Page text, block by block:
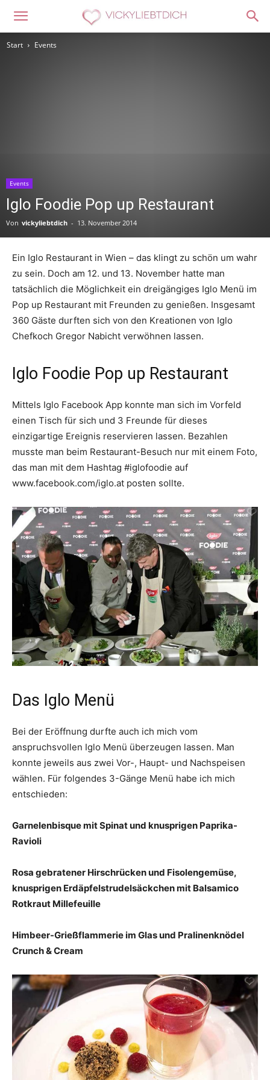
Start Events
Events
Iglo Foodie Pop up Restaurant
Von vickyliebtdich - 13. November 2014
Ein Iglo Restaurant in Wien – das klingt zu schön um wahr
zu sein. Doch am 12. und 13. November hatte man
tatsächlich die Möglichkeit ein dreigängiges Iglo Menü im
Pop up Restaurant mit Freunden zu genießen. Insgesamt
360 Gäste durften sich von den Kreationen von Iglo
Chefkoch Gregor Nabicht verwöhnen lassen.
Iglo Foodie Pop up Restaurant
Mittels Iglo Facebook App konnte man sich im Vorfeld
einen Tisch für sich und 3 Freunde für dieses
einzigartige Ereignis reservieren lassen. Bezahlen
musste man beim Restaurant-Besuch nur mit einem Foto,
das man mit dem Hashtag #iglofoodie auf
www.facebook.com/iglo.at posten sollte.
Das Iglo Menü
Bei der Eröffnung durfte auch ich mich vom
anspruchsvollen Iglo Menü überzeugen lassen. Man
konnte jeweils aus zwei Vor-, Haupt- und Nachspeisen
wählen. Für folgendes 3-Gänge Menü habe ich mich
entschieden:
Garnelenbisque mit Spinat und knusprigen Paprika-
Ravioli
Rosa gebratener Hirschrücken und Fisolengemüse,
knusprigen Erdäpfelstrudelsäckchen mit Balsamico
Rotkraut Millefeuille
Himbeer-Grießflammerie im Glas und Pralinenknödel
Crunch & Cream